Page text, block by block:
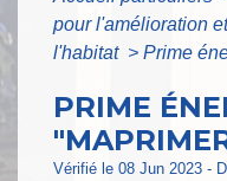
pour l'amélioration
l'habitat > Prime
PRIME
Vérifié le 08 Jun 2023 -